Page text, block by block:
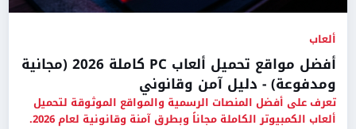
ألعاب
أفضل مواقع تحميل ألعاب PC كاملة 2026 (مجانية
ومدفوعة) - دليل آمن وقانوني
تعرف على أفضل المنصات الرسمية والمواقع الموثوقة لتحميل
ألعاب الكمبيوتر الكاملة مجاناً وبطرق آمنة وقانونية لعام 2026.